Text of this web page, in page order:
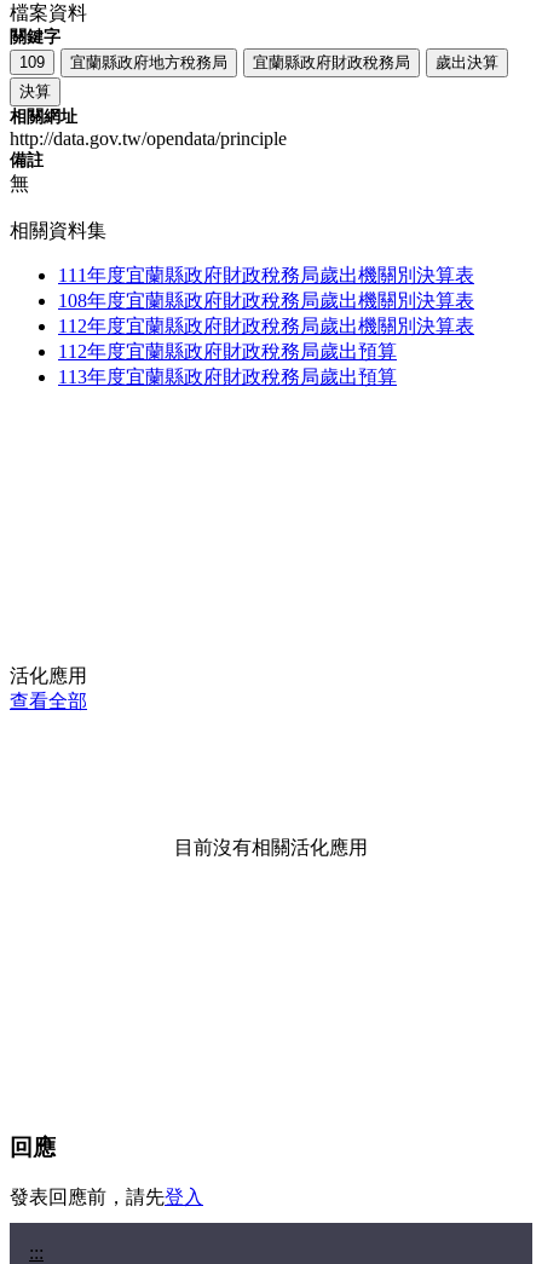
檔案資料
關鍵字
109
宜蘭縣政府地方稅務局 宜蘭縣政府財政稅務局
歲出決算
決算
相關網址
http://data.gov.tw/opendata/principle
備註
無
相關資料集
111年度宜蘭縣政府財政稅務局歲出機關別決算表
108年度宜蘭縣政府財政稅務局歲出機關別決算表
112年度宜蘭縣政府財政稅務局歲出機關別決算表
112年度宜蘭縣政府財政稅務局歲出預算
113年度宜蘭縣政府財政稅務局歲出預算
活化應用
查看全部
目前沒有相關活化應用
回應
發表回應前，請先登入
:::